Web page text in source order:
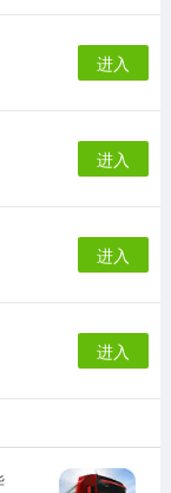
进入
进入
进入
进入